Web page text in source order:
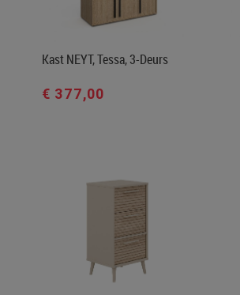
Kast NEYT, Tessa, 3-Deurs
€ 377,00